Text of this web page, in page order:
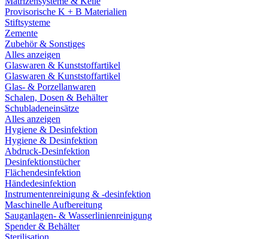
Provisorische K + B Materialien
Stiftsysteme
Zemente
Zubehör & Sonstiges
Alles anzeigen
Glaswaren & Kunststoffartikel
Glaswaren & Kunststoffartikel
Glas- & Porzellanwaren
Schalen, Dosen & Behälter
Schubladeneinsätze
Alles anzeigen
Hygiene & Desinfektion
Hygiene & Desinfektion
Abdruck-Desinfektion
Desinfektionstücher
Flächendesinfektion
Händedesinfektion
Instrumentenreinigung & -desinfektion
Maschinelle Aufbereitung
Sauganlagen- & Wasserlinienreinigung
Spender & Behälter
Sterilisation